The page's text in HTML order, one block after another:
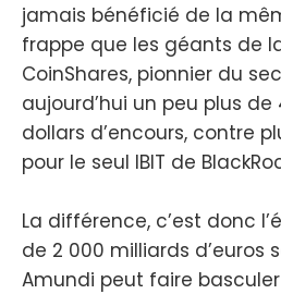
jamais bénéficié de la
frappe que les géants de
CoinShares, pionnier du
aujourd’hui un peu plus
dollars d’encours, contre
pour le seul IBIT de
La différence, c’est donc
de 2 000 milliards d’euros
Amundi peut faire